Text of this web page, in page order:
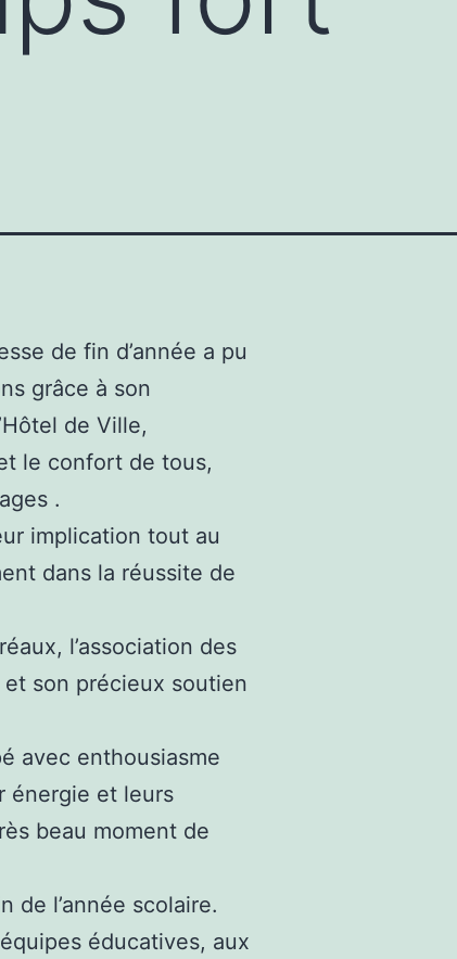
de fin d’année a pu
grâce à son
de Ville,
le confort de tous,
.
implication tout au
dans la réussite de
l’association des
et son précieux soutien
avec enthousiasme
énergie et leurs
beau moment de
de l’année scolaire.
éducatives, aux